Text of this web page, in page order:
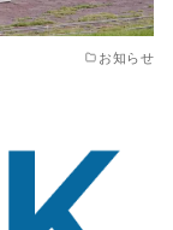
お知らせ